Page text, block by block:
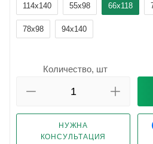
114x140 55x98 66x118
78x98 94x140
Количество, шт
НУЖНА
КОНСУЛЬТАЦИЯ